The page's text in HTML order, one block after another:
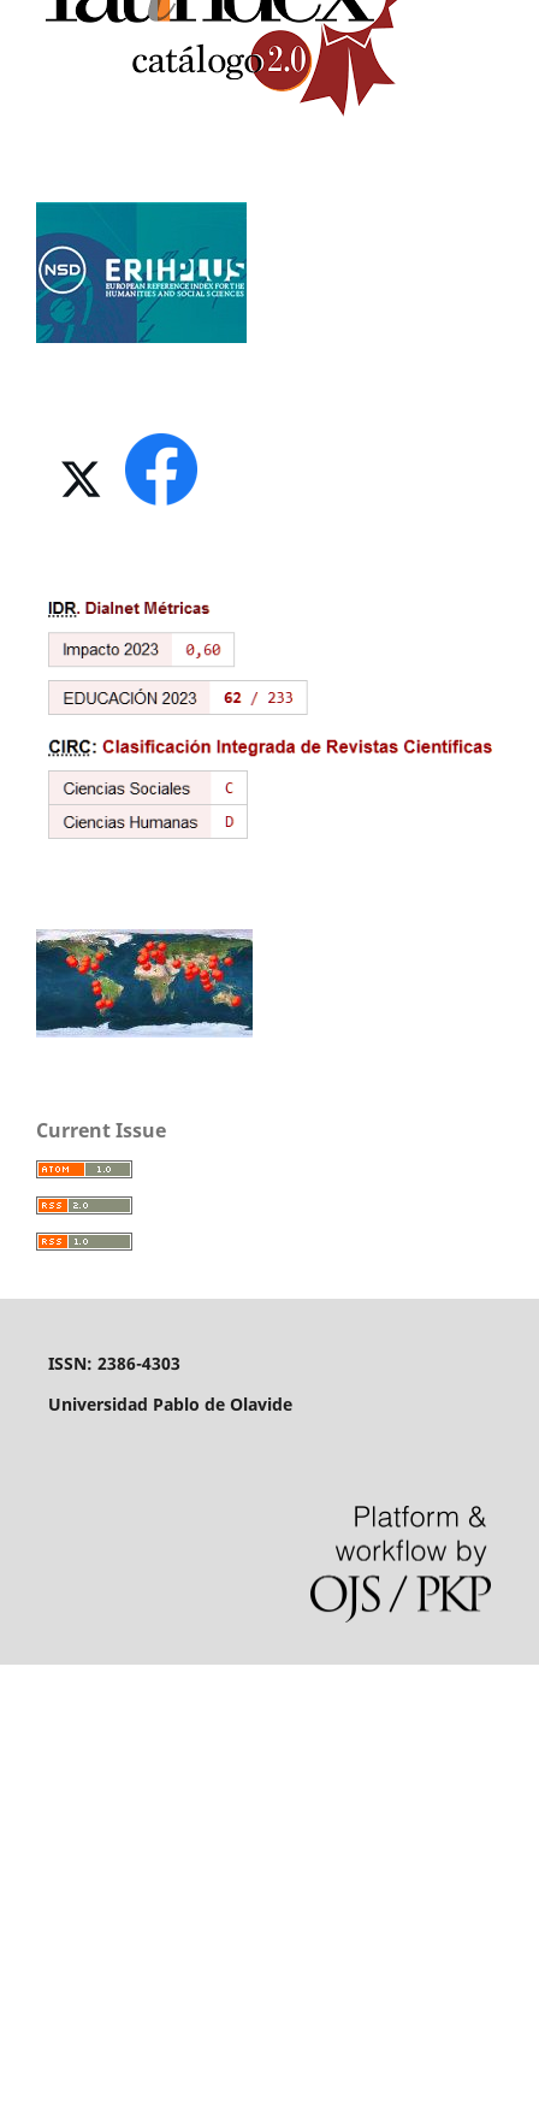
Current Issue
ISSN: 2386-4303
Universidad Pablo de Olavide